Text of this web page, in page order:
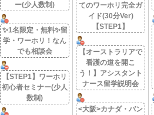
ー(少人数制)
✨1名限定・無料✨留
学・ワーホリ！なん
でも相談会
【STEP1】ワーホリ
初心者セミナー(少人
数制)
てのワーホリ完全ガ
イド(30分Ver)
【STEP1】
【オーストラリアで
看護の道を開こ
う！】アシスタント
ナース留学説明会
<大阪>カナダ・バン